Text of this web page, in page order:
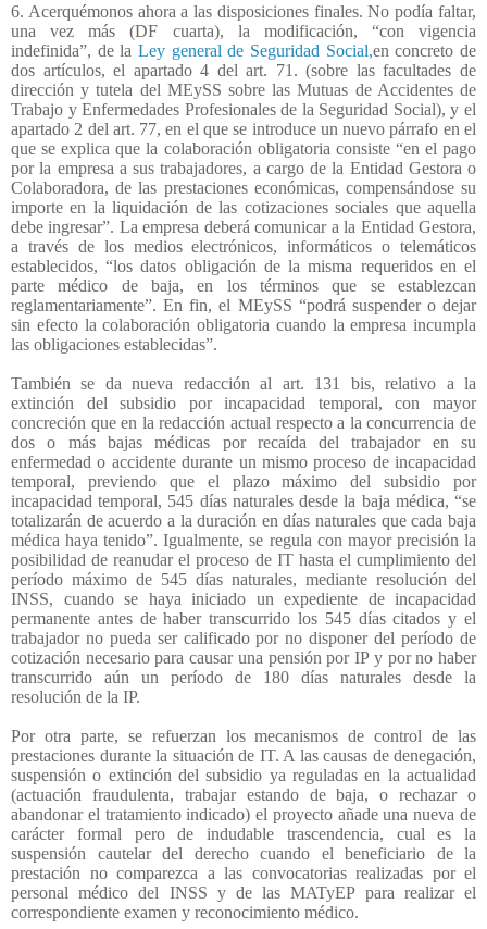
6. Acerquémonos ahora a las disposiciones finales. No podía faltar,
una vez más (DF cuarta), la modificación, “con vigencia
indefinida”, de la Ley general de Seguridad Social,en concreto de
dos artículos, el apartado 4 del art. 71. (sobre las facultades de
dirección y tutela del MEySS sobre las Mutuas de Accidentes de
Trabajo y Enfermedades Profesionales de la Seguridad Social), y el
apartado 2 del art. 77, en el que se introduce un nuevo párrafo en el
que se explica que la colaboración obligatoria consiste “en el pago
por la empresa a sus trabajadores, a cargo de la Entidad Gestora o
Colaboradora, de las prestaciones económicas, compensándose su
importe en la liquidación de las cotizaciones sociales que aquella
debe ingresar”. La empresa deberá comunicar a la Entidad Gestora,
a través de los medios electrónicos, informáticos o telemáticos
establecidos, “los datos obligación de la misma requeridos en el
parte médico de baja, en los términos que se establezcan
reglamentariamente”. En fin, el MEySS “podrá suspender o dejar
sin efecto la colaboración obligatoria cuando la empresa incumpla
las obligaciones establecidas”.
También se da nueva redacción al art. 131 bis, relativo a la
extinción del subsidio por incapacidad temporal, con mayor
concreción que en la redacción actual respecto a la concurrencia de
dos o más bajas médicas por recaída del trabajador en su
enfermedad o accidente durante un mismo proceso de incapacidad
temporal, previendo que el plazo máximo del subsidio por
incapacidad temporal, 545 días naturales desde la baja médica, “se
totalizarán de acuerdo a la duración en días naturales que cada baja
médica haya tenido”. Igualmente, se regula con mayor precisión la
posibilidad de reanudar el proceso de IT hasta el cumplimiento del
período máximo de 545 días naturales, mediante resolución del
INSS, cuando se haya iniciado un expediente de incapacidad
permanente antes de haber transcurrido los 545 días citados y el
trabajador no pueda ser calificado por no disponer del período de
cotización necesario para causar una pensión por IP y por no haber
transcurrido aún un período de 180 días naturales desde la
resolución de la IP.
Por otra parte, se refuerzan los mecanismos de control de las
prestaciones durante la situación de IT. A las causas de denegación,
suspensión o extinción del subsidio ya reguladas en la actualidad
(actuación fraudulenta, trabajar estando de baja, o rechazar o
abandonar el tratamiento indicado) el proyecto añade una nueva de
carácter formal pero de indudable trascendencia, cual es la
suspensión cautelar del derecho cuando el beneficiario de la
prestación no comparezca a las convocatorias realizadas por el
personal médico del INSS y de las MATyEP para realizar el
correspondiente examen y reconocimiento médico.